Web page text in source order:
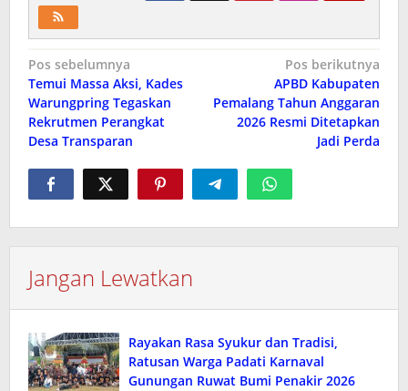
Navigasi
pos
Pos sebelumnya
Temui Massa Aksi, Kades
Warungpring Tegaskan
Rekrutmen Perangkat
Desa Transparan
Pos berikutnya
APBD Kabupaten
Pemalang Tahun Anggaran
2026 Resmi Ditetapkan
Jadi Perda
Jangan Lewatkan
Rayakan Rasa Syukur dan Tradisi,
Ratusan Warga Padati Karnaval
Gunungan Ruwat Bumi Penakir 2026